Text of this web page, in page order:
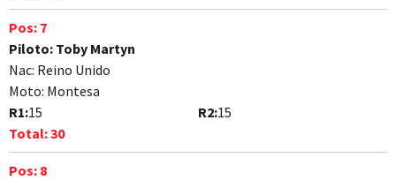
Pos: 7
Piloto: Toby Martyn
Nac: Reino Unido
Moto: Montesa
R1:15 R2:15
Total:30
Pos: 8